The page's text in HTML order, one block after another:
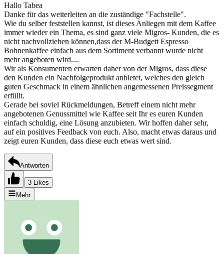
Hallo Tabea
Danke für das weiterleiten an die zuständige "Fachstelle".
Wie du selber feststellen kannst, ist dieses Anliegen mit dem Kaffee
immer wieder ein Thema, es sind ganz viele Migros- Kunden, die es
nicht nachvollziehen können,dass der M-Budgett Espresso
Bohnenkaffee einfach aus dem Sortiment verbannt wurde nicht
mehr angeboten wird....
Wir als Konsumenten erwarten daher von der Migros, dass diese
den Kunden ein Nachfolgeprodukt anbietet, welches den gleich
guten Geschmack in einem ähnlichen angemessenen Preissegment
erfüllt.
Gerade bei soviel Rückmeldungen, Betreff einem nicht mehr
angebotenen Genussmittel wie Kaffee seit Ihr es euren Kunden
einfach schuldig, eine Lösung anzubieten. Wir hoffen daher sehr,
auf ein positives Feedback von euch. Also, macht etwas daraus und
zeigt euren Kunden, dass diese euch etwas wert sind.
Antworten
3 Likes
Mehr